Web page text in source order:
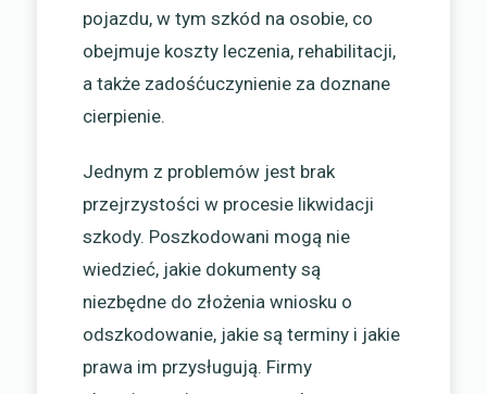
pojazdu, w tym szkód na osobie, co
obejmuje koszty leczenia, rehabilitacji,
a także zadośćuczynienie za doznane
cierpienie.
Jednym z problemów jest brak
przejrzystości w procesie likwidacji
szkody. Poszkodowani mogą nie
wiedzieć, jakie dokumenty są
niezbędne do złożenia wniosku o
odszkodowanie, jakie są terminy i jakie
prawa im przysługują. Firmy